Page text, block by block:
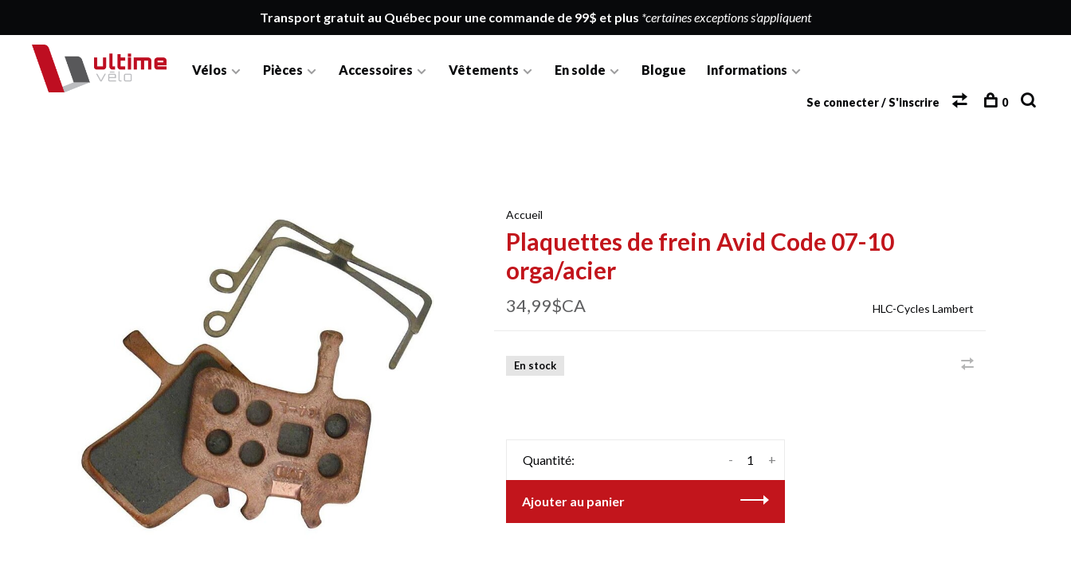
Transport gratuit au Québec pour une commande de 99$ et plus *certaines exceptions s'appliquent
Vélos Pièces Accessoires Vêtements En solde Blogue Informations
Se connecter / S'inscrire 0
Accueil
Plaquettes de frein Avid Code 07-10
orga/acier
34,99$CA HLC-Cycles Lambert
En stock
Quantité: +
-
Ajouter au panier